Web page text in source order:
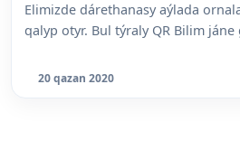
Elimizde dárethanasy aýlada
qalyp otyr. Bul týraly QR Bilim
20 qazan 2020